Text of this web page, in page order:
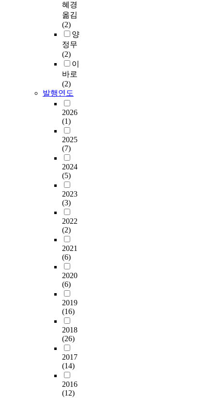
혜경
옮김
(2)
양
정무
(2)
이
바로
(2)
발행연도
2026
(1)
2025
(7)
2024
(5)
2023
(3)
2022
(2)
2021
(6)
2020
(6)
2019
(16)
2018
(26)
2017
(14)
2016
(12)